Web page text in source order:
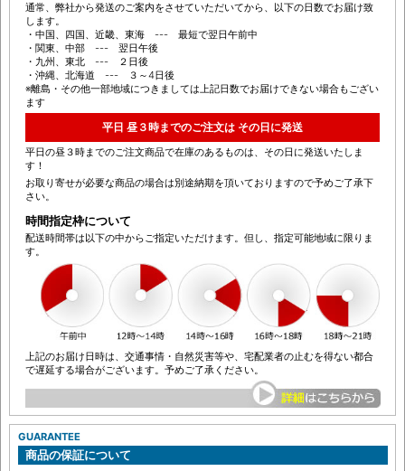
通常、弊社から発送のご案内をさせていただいてから、以下の日数でお届け致
します。
・中国、四国、近畿、東海 --- 最短で翌日午前中
・関東、中部 --- 翌日午後
・九州、東北 --- ２日後
・沖縄、北海道 --- ３～4日後
※離島・その他一部地域につきましては上記日数でお届けできない場合もござい
ます
平日 昼３時までのご注文は その日に発送
平日の昼３時までのご注文商品で在庫のあるものは、その日に発送いたしま
す！
お取り寄せが必要な商品の場合は別途納期を頂いておりますので予めご了承下
さい。
時間指定枠について
配送時間帯は以下の中からご指定いただけます。但し、指定可能地域に限りま
す。
上記のお届け日時は、交通事情・自然災害等や、宅配業者の止むを得ない都合
で遅延する場合がございます。予めご了承ください。
GUARANTEE
商品の保証について